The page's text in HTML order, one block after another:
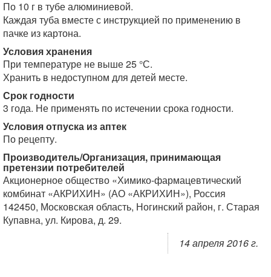
По 10 г в тубе алюминиевой.
Каждая туба вместе с инструкцией по применению в
пачке из картона.
Условия хранения
При температуре не выше 25 °С.
Хранить в недоступном для детей месте.
Срок годности
3 года. Не применять по истечении срока годности.
Условия отпуска из аптек
По рецепту.
Производитель/Организация, принимающая
претензии потребителей
Акционерное общество «Химико-фармацевтический
комбинат «АКРИХИН» (АО «АКРИХИН»), Россия
142450, Московская область, Ногинский район, г. Старая
Купавна, ул. Кирова, д. 29.
14 апреля 2016 г.